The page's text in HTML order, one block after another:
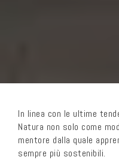
In linea con le ultime
Natura non solo come
mentore dalla quale
sempre più sostenibili.